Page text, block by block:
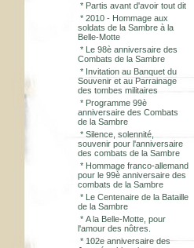
* Partis avant d'avoir tout dit
* 2010 - Hommage aux
soldats de la Sambre à la
Belle-Motte
* Le 98è anniversaire des
Combats de la Sambre
* Invitation au Banquet du
Souvenir et au Parrainage
des tombes militaires
* Programme 99è
anniversaire des Combats
de la Sambre
* Silence, solennité,
souvenir pour l'anniversaire
des combats de la Sambre
* Hommage franco-allemand
pour le 99è anniversaire des
combats de la Sambre
* Le Centenaire de la Bataille
de la Sambre
* A la Belle-Motte, pour
l'amour des nôtres.
* 102e anniversaire des